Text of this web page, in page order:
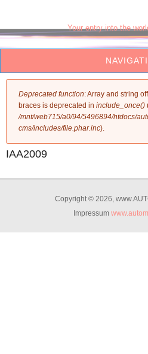
Your entry into the
Fehlermeldung
Deprecated function: Array and string
braces is deprecated in include_once()
/mnt/web715/a0/94/5496894/htdocs/
cms/includes/file.phar.inc).
IAA2009
Copyright © 2026,
Impressum